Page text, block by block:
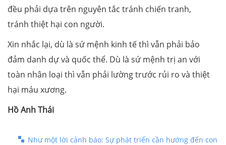
đều phải dựa trên nguyên tắc tránh chiến tranh,
tránh thiệt hại con người.
Xin nhắc lại, dù là sứ mệnh kinh tế thì vẫn phải bảo
đảm danh dự và quốc thể. Dù là sứ mệnh trị an với
toàn nhân loại thì vẫn phải lường trước rủi ro và thiệt
hại máu xương.
Hồ Anh Thái
Như một lời cảnh báo: Sự phát triển cần hướng đến con